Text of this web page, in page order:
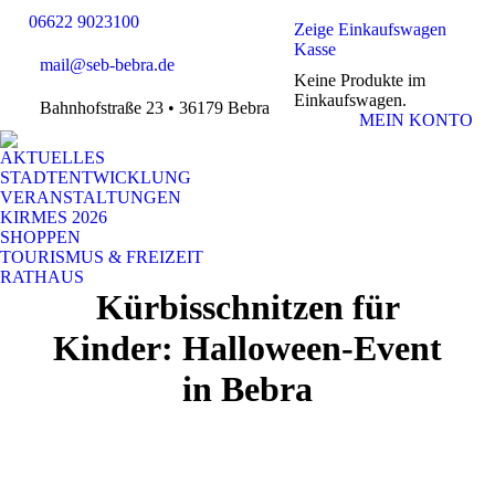
06622 9023100
mail@seb-bebra.de
Bahnhofstraße 23 • 36179 Bebra
Zeige Einkaufswagen
Kasse
Keine Produkte im
Einkaufswagen.
MEIN KONTO
AKTUELLES
STADTENTWICKLUNG
VERANSTALTUNGEN
KIRMES 2026
SHOPPEN
TOURISMUS & FREIZEIT
RATHAUS
Kürbisschnitzen für
Kinder: Halloween-Event
in Bebra